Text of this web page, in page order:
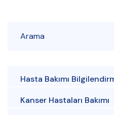
Hasta Bakımı
Kanser Hastaları Bakımı